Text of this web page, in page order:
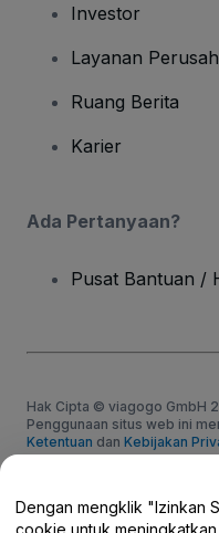
Investor
Layanan
Ruang Berita
Karier
Ada Pertanyaan?
Pusat Bantuan /
Hak Cipta © viagogo GmbH
Penggunaan situs web ini
Ketentuan dan Kebijakan
Kebijakan Privasi Seluler
Dengan mengklik "Izinkan
cookie untuk